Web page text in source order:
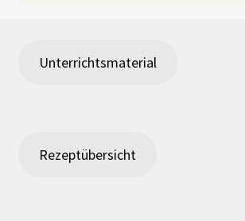
Unterrichtsmaterial
Rezeptübersicht